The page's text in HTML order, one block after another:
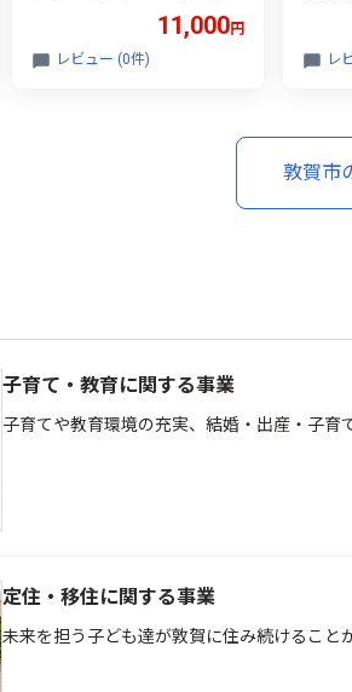
のブランドぶどう 【マスカ
ット ブドウ 果物 果実 フル
11,000円
レビュー (0件)
[無
【新
ギフ
レ
敦賀市
子育て・教育に関する事業
子育てや教育環境の充実、結婚・出産・子育
定住・移住に関する事業
未来を担う子ども達が敦賀に住み続けること